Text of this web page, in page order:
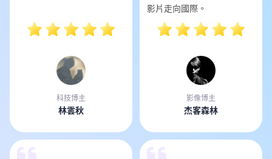
科技博主
林雲秋
影片走向國際。
影像博主
杰客森林